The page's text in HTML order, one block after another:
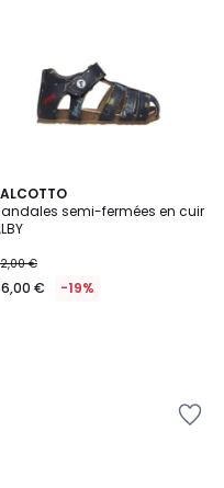
semi-fermées en cuir
€
€ -19%